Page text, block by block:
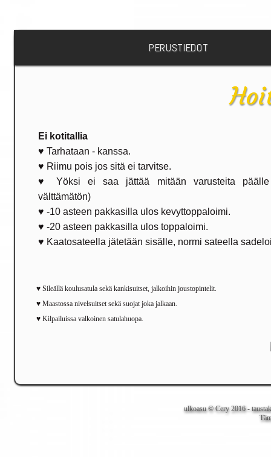
PERUSTIEDOT
Ei kotitallia
♥ Tarhataan - kanssa.
♥ Riimu pois jos sitä ei tarvitse.
♥ Yöksi ei saa jättää mitään varusteita
välttämätön)
♥ -10 asteen pakkasilla ulos kevyttoppaloimi.
♥ -20 asteen pakkasilla ulos toppaloimi.
♥ Kaatosateella jätetään sisälle, normi sateella
♥ Sileällä koulusatula sekä kankisuitset, jalkoihin joustopintelit.
♥ Maastossa nivelsuitset sekä suojat joka jalkaan.
♥ Kilpailuissa valkoinen satulahuopa.
ulkoasu © Cery 2016 -